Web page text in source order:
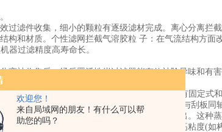
欢迎您！
来自局域网的朋友！有什么可以帮
助您的吗？
过滤件收集，细小的颗粒有逐级滤材完成。离心分离拦
构和材质。个性滤网拦截气溶胶粒 子：在气流结构方面
器过滤精度高寿命长。
离被收集后，经后置活性炭过滤器能有效祛除异味和有
汽夹套，其内装有可旋转的叶片即刮板。刮板有固定式
。料液由蒸发器上部沿切线方向加入(亦有加至与刮板
，并在此过程中被蒸发浓缩，完成液在底部排出。这种
留时间短，一般为数秒或几十秒，故可适应于高粘度(